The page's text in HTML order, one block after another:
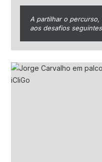
A partilhar o percurso,
aos desafios